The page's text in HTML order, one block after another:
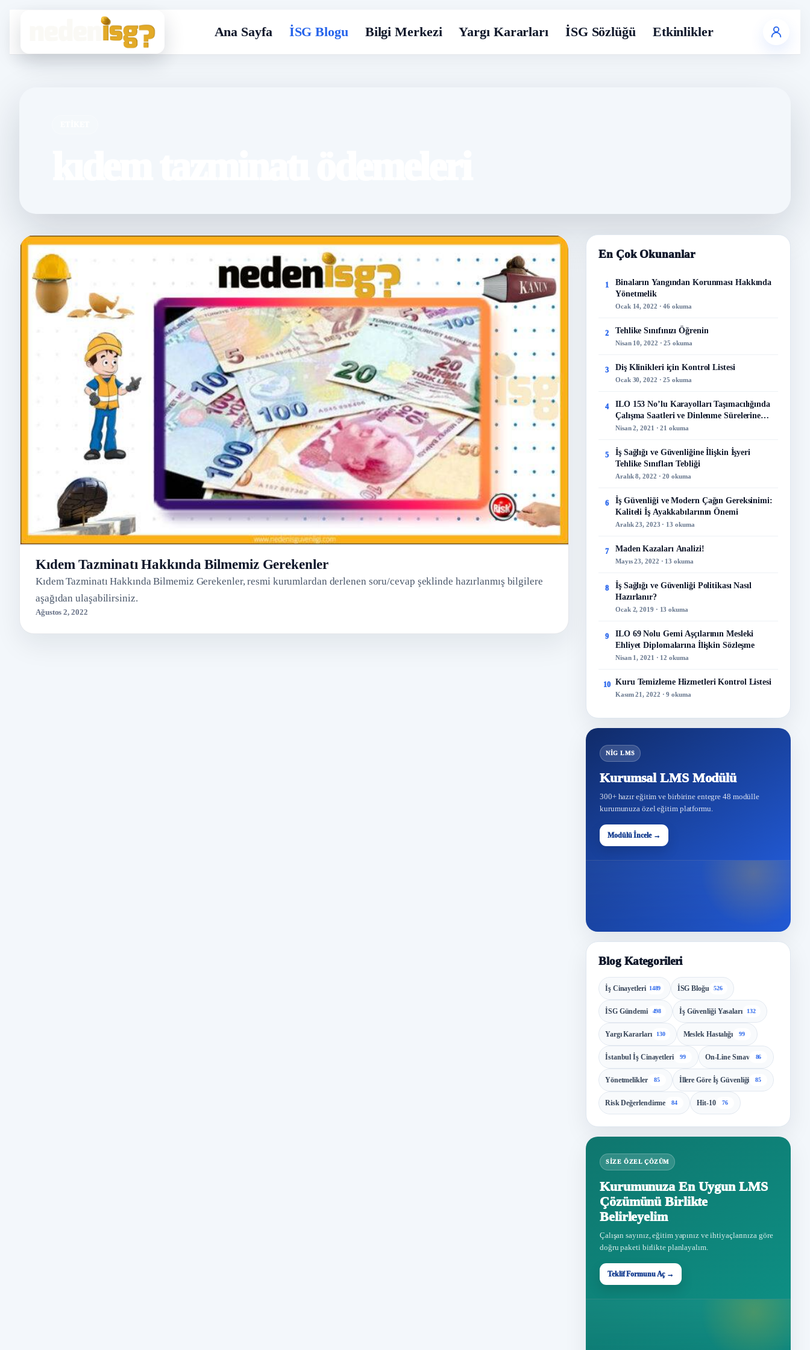
Ana Sayfa İSG Blogu Bilgi Merkezi Yargı Kararları İSG Sözlüğü Etkinlikler
Kıdem Tazminatı Hakkında Bilmemiz Gerekenler
Kıdem Tazminatı Hakkında Bilmemiz Gerekenler, resmi kurumlardan derlenen soru/cevap şeklinde hazırlanmış bilgilere
aşağıdan ulaşabilirsiniz.
Ağustos 2, 2022
En Çok Okunanlar
1
Binaların Yangından Korunması Hakkında
Yönetmelik
Ocak 14, 2022 · 46 okuma
2 Tehlike Sınıfınızı Öğrenin
Nisan 10, 2022 · 25 okuma
3 Diş Klinikleri için Kontrol Listesi
Ocak 30, 2022 · 25 okuma
4
ILO 153 No’lu Karayolları Taşımacılığında
Çalışma Saatleri ve Dinlenme Sürelerine
İlişkin Sözleşme
Nisan 2, 2021 · 21 okuma
5
İş Sağlığı ve Güvenliğine İlişkin İşyeri
Tehlike Sınıfları Tebliği
Aralık 8, 2022 · 20 okuma
6
İş Güvenliği ve Modern Çağın Gereksinimi:
Kaliteli İş Ayakkabılarının Önemi
Aralık 23, 2023 · 13 okuma
7 Maden Kazaları Analizi!
Mayıs 23, 2022 · 13 okuma
8
İş Sağlığı ve Güvenliği Politikası Nasıl
Hazırlanır?
Ocak 2, 2019 · 13 okuma
9
ILO 69 Nolu Gemi Aşçılarının Mesleki
Ehliyet Diplomalarına İlişkin Sözleşme
Nisan 1, 2021 · 12 okuma
10 Kuru Temizleme Hizmetleri Kontrol Listesi
Kasım 21, 2022 · 9 okuma
NİG LMS
Kurumsal LMS Modülü
300+ hazır eğitim ve birbirine entegre 48 modülle
kurumunuza özel eğitim platformu.
Modülü İncele →
48
Modül
Blog Kategorileri
İş Cinayetleri 1489 İSG Bloğu 526
İSG Gündemi 498 İş Güvenliği Yasaları 132
Yargı Kararları 130 Meslek Hastalığı 99
İstanbul İş Cinayetleri 99 On-Line Sınav 86
Yönetmelikler 85 İllere Göre İş Güvenliği 85
Risk Değerlendirme 84 Hit-10 76
SIZE ÖZEL ÇÖZÜM
Kurumunuza En Uygun LMS
Çözümünü Birlikte
Belirleyelim
Çalışan sayınız, eğitim yapınız ve ihtiyaçlarınıza göre
doğru paketi birlikte planlayalım.
Teklif Formunu Aç →
Teklif